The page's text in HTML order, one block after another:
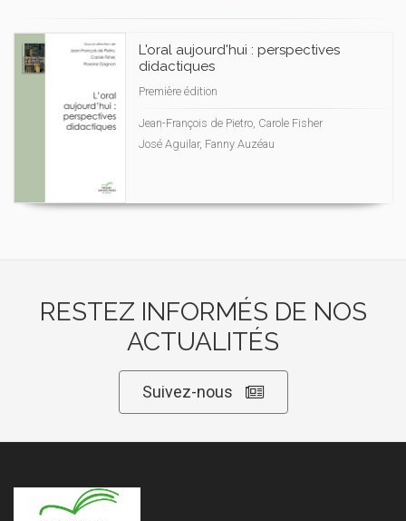
L'oral aujourd'hui : perspectives
didactiques
Première édition
Jean-François de Pietro, Carole Fisher
José Aguilar, Fanny Auzéau
RESTEZ INFORMÉS DE NOS
ACTUALITÉS
Suivez-nous